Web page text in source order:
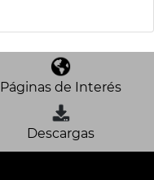
Páginas de Interés
Descargas